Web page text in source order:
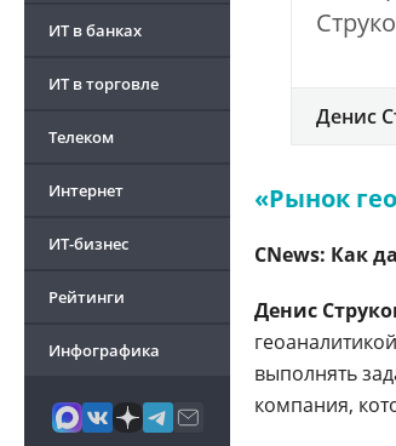
ИТ в банках
ИТ в торговле
Телеком
Интернет
ИТ-бизнес
Рейтинги
Инфографика
Денис
«Рынок
CNews: Как
Денис
выполнять
компания,